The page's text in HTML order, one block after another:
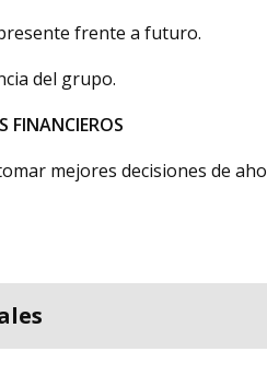
frente a futuro.
del grupo.
FINANCIEROS
mejores decisiones de